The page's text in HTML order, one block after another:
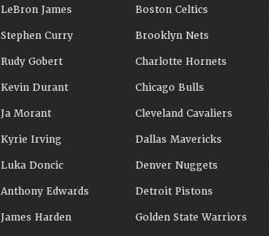
LeBron James
Stephen Curry
Rudy Gobert
Kevin Durant
Ja Morant
Kyrie Irving
Luka Doncic
Anthony Edwards
James Harden
Boston Celtics
Brooklyn Nets
Charlotte Hornets
Chicago Bulls
Cleveland Cavaliers
Dallas Mavericks
Denver Nuggets
Detroit Pistons
Golden State Warriors